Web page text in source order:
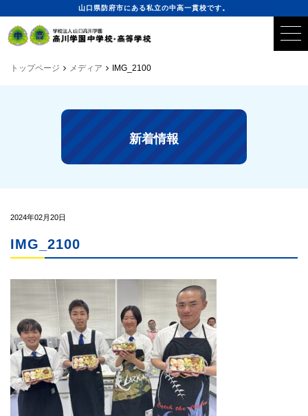
山口県防府市にある私立の中高一貫校です。
トップページ メディア IMG_2100
新着情報
2024年02月20日
IMG_2100